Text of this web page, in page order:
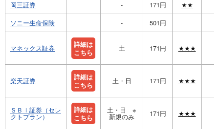
岡三証券 - 171円
★★
ソニー生命保険
- 501円
マネックス証券
詳細は
こちら
土 171円 ★★★
楽天証券
詳細は
こちら
土・日 171円 ★★★
ＳＢＩ証券（セレ
クトプラン）
詳細は
こちら
土・日 ※
新規のみ 171円 ★★★